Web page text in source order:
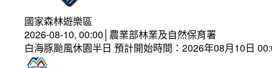
國家森林遊樂區
2026-08-10, 00:00│農業部林業及自然保育署
白海豚颱風休園半日 預計開始時間：2026年08月10日